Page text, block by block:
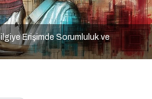
Erişimde Sorumluluk ve